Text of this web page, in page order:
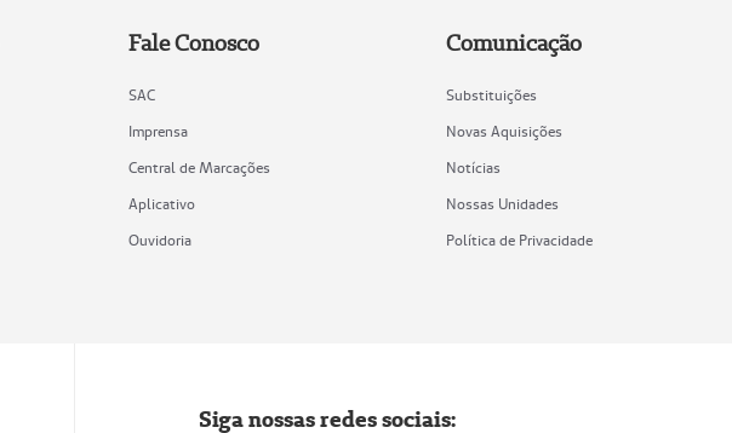
Fale Conosco
SAC
Imprensa
Central de Marcações
Aplicativo
Ouvidoria
Comunicação
Substituições
Novas Aquisições
Notícias
Nossas Unidades
Política de Privacidade
Siga nossas redes sociais: